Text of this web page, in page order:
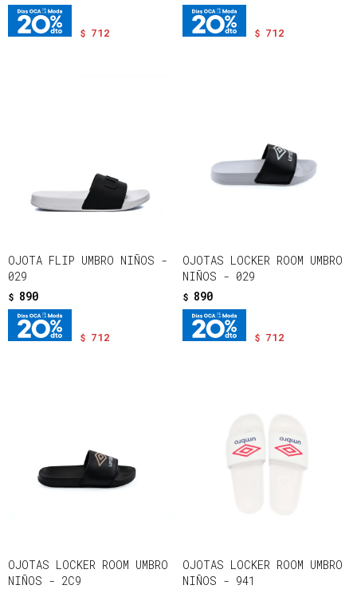
$ 712 $ 712
OJOTA FLIP UMBRO NIÑOS -
029
$ 890
$ 712
OJOTAS LOCKER ROOM UMBRO
NIÑOS - 029
$ 890
$ 712
OJOTAS LOCKER ROOM UMBRO
NIÑOS - 2C9
OJOTAS LOCKER ROOM UMBRO
NIÑOS - 941